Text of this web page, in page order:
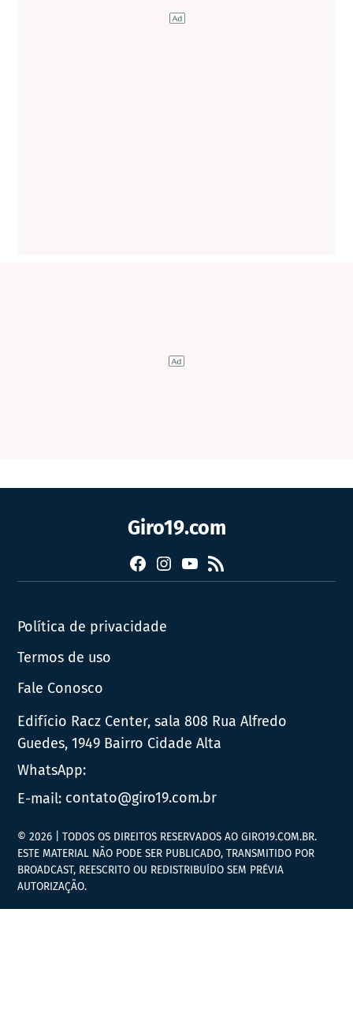
Giro19.com
FacebookInstagram
YouTube
RSS
Política de privacidade
Termos de uso
Fale Conosco
Edifício Racz Center, sala 808 Rua Alfredo
Guedes, 1949 Bairro Cidade Alta
WhatsApp:
E-mail: contato@giro19.com.br
© 2026 | TODOS OS DIREITOS RESERVADOS AO GIRO19.COM.BR.
ESTE MATERIAL NÃO PODE SER PUBLICADO, TRANSMITIDO POR
BROADCAST, REESCRITO OU REDISTRIBUÍDO SEM PRÉVIA
AUTORIZAÇÃO.